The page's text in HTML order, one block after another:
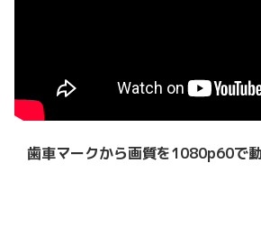
歯車マークから画質を1080p60で